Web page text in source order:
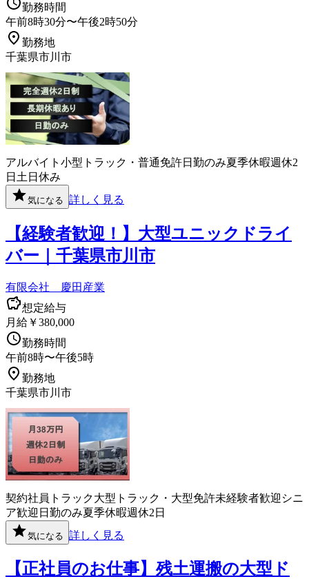
勤務時間
午前8時30分〜午後2時50分
勤務地
千葉県市川市
アルバイト 小型トラック・普通免許日勤のみ夏季休暇週休2
日 土日休み
気になる 詳しく見る
【経験者歓迎！】大型ユニックドライ
バー｜千葉県市川市
有限会社 慶田産業
想定給与
月給￥380,000
勤務時間
午前8時〜午後5時
勤務地
千葉県市川市
契約社員 トラック大型トラック・大型免許未経験者歓迎 シニ
ア歓迎 日勤のみ夏季休暇週休2日
気になる 詳しく見る
【正社員のお仕事】残土運搬の大型ド